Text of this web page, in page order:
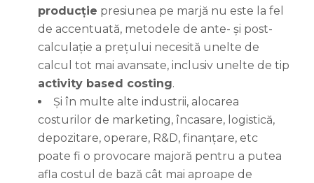
producție presiunea pe marjă nu este la fel
de accentuată, metodele de ante- și post-
calculație a prețului necesită unelte de
calcul tot mai avansate, inclusiv unelte de tip
activity based costing.
Și în multe alte industrii, alocarea
costurilor de marketing, încasare, logistică,
depozitare, operare, R&D, finanțare, etc
poate fi o provocare majoră pentru a putea
afla costul de bază cât mai aproape de